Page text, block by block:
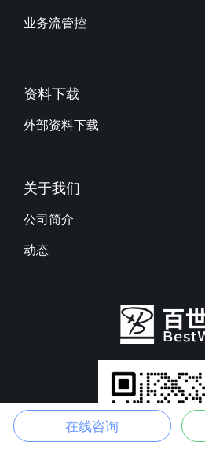
业务流管控
资料下载
外部资料下载
关于我们
公司简介
动态
在线咨询